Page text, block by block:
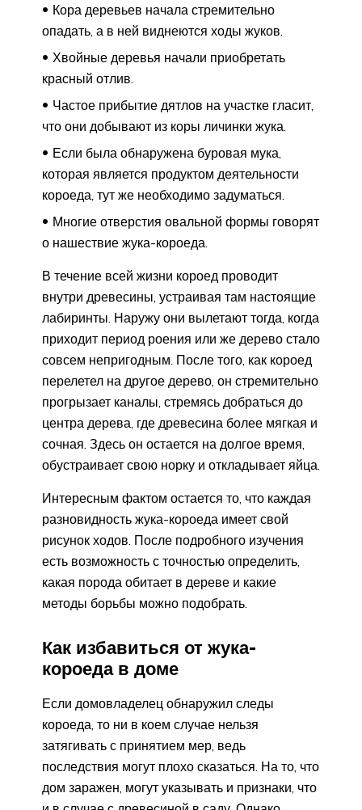
Кора деревьев начала стремительно
опадать, а в ней виднеются ходы жуков.
Хвойные деревья начали приобретать
красный отлив.
Частое прибытие дятлов на участке гласит,
что они добывают из коры личинки жука.
Если была обнаружена буровая мука,
которая является продуктом деятельности
короеда, тут же необходимо задуматься.
Многие отверстия овальной формы говорят
о нашествие жука-короеда.
В течение всей жизни короед проводит
внутри древесины, устраивая там настоящие
лабиринты. Наружу они вылетают тогда, когда
приходит период роения или же дерево стало
совсем непригодным. После того, как короед
перелетел на другое дерево, он стремительно
прогрызает каналы, стремясь добраться до
центра дерева, где древесина более мягкая и
сочная. Здесь он остается на долгое время,
обустраивает свою норку и откладывает яйца.
Интересным фактом остается то, что каждая
разновидность жука-короеда имеет свой
рисунок ходов. После подробного изучения
есть возможность с точностью определить,
какая порода обитает в дереве и какие
методы борьбы можно подобрать.
Как избавиться от жука-
короеда в доме
Если домовладелец обнаружил следы
короеда, то ни в коем случае нельзя
затягивать с принятием мер, ведь
последствия могут плохо сказаться. На то, что
дом заражен, могут указывать и признаки, что